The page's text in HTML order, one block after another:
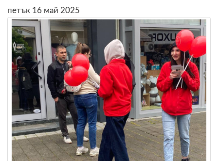
петък 16 май 2025